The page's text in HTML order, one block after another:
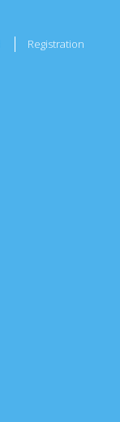
Registration